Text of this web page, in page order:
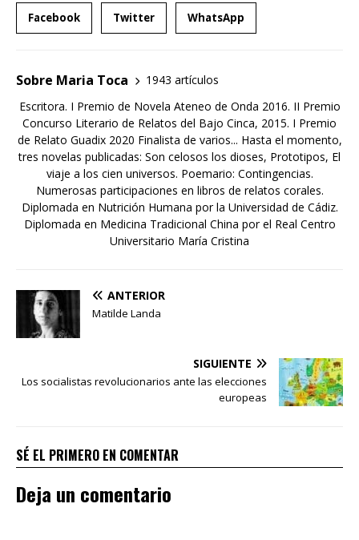
Facebook Twitter WhatsApp
Sobre Maria Toca
1943 artículos
Escritora. I Premio de Novela Ateneo de Onda 2016. II Premio
Concurso Literario de Relatos del Bajo Cinca, 2015. I Premio
de Relato Guadix 2020 Finalista de varios... Hasta el momento,
tres novelas publicadas: Son celosos los dioses, Prototipos, El
viaje a los cien universos. Poemario: Contingencias.
Numerosas participaciones en libros de relatos corales.
Diplomada en Nutrición Humana por la Universidad de Cádiz.
Diplomada en Medicina Tradicional China por el Real Centro
Universitario María Cristina
ANTERIOR
Matilde Landa
SIGUIENTE
Los socialistas revolucionarios ante las elecciones
europeas
SÉ EL PRIMERO EN COMENTAR
Deja un comentario